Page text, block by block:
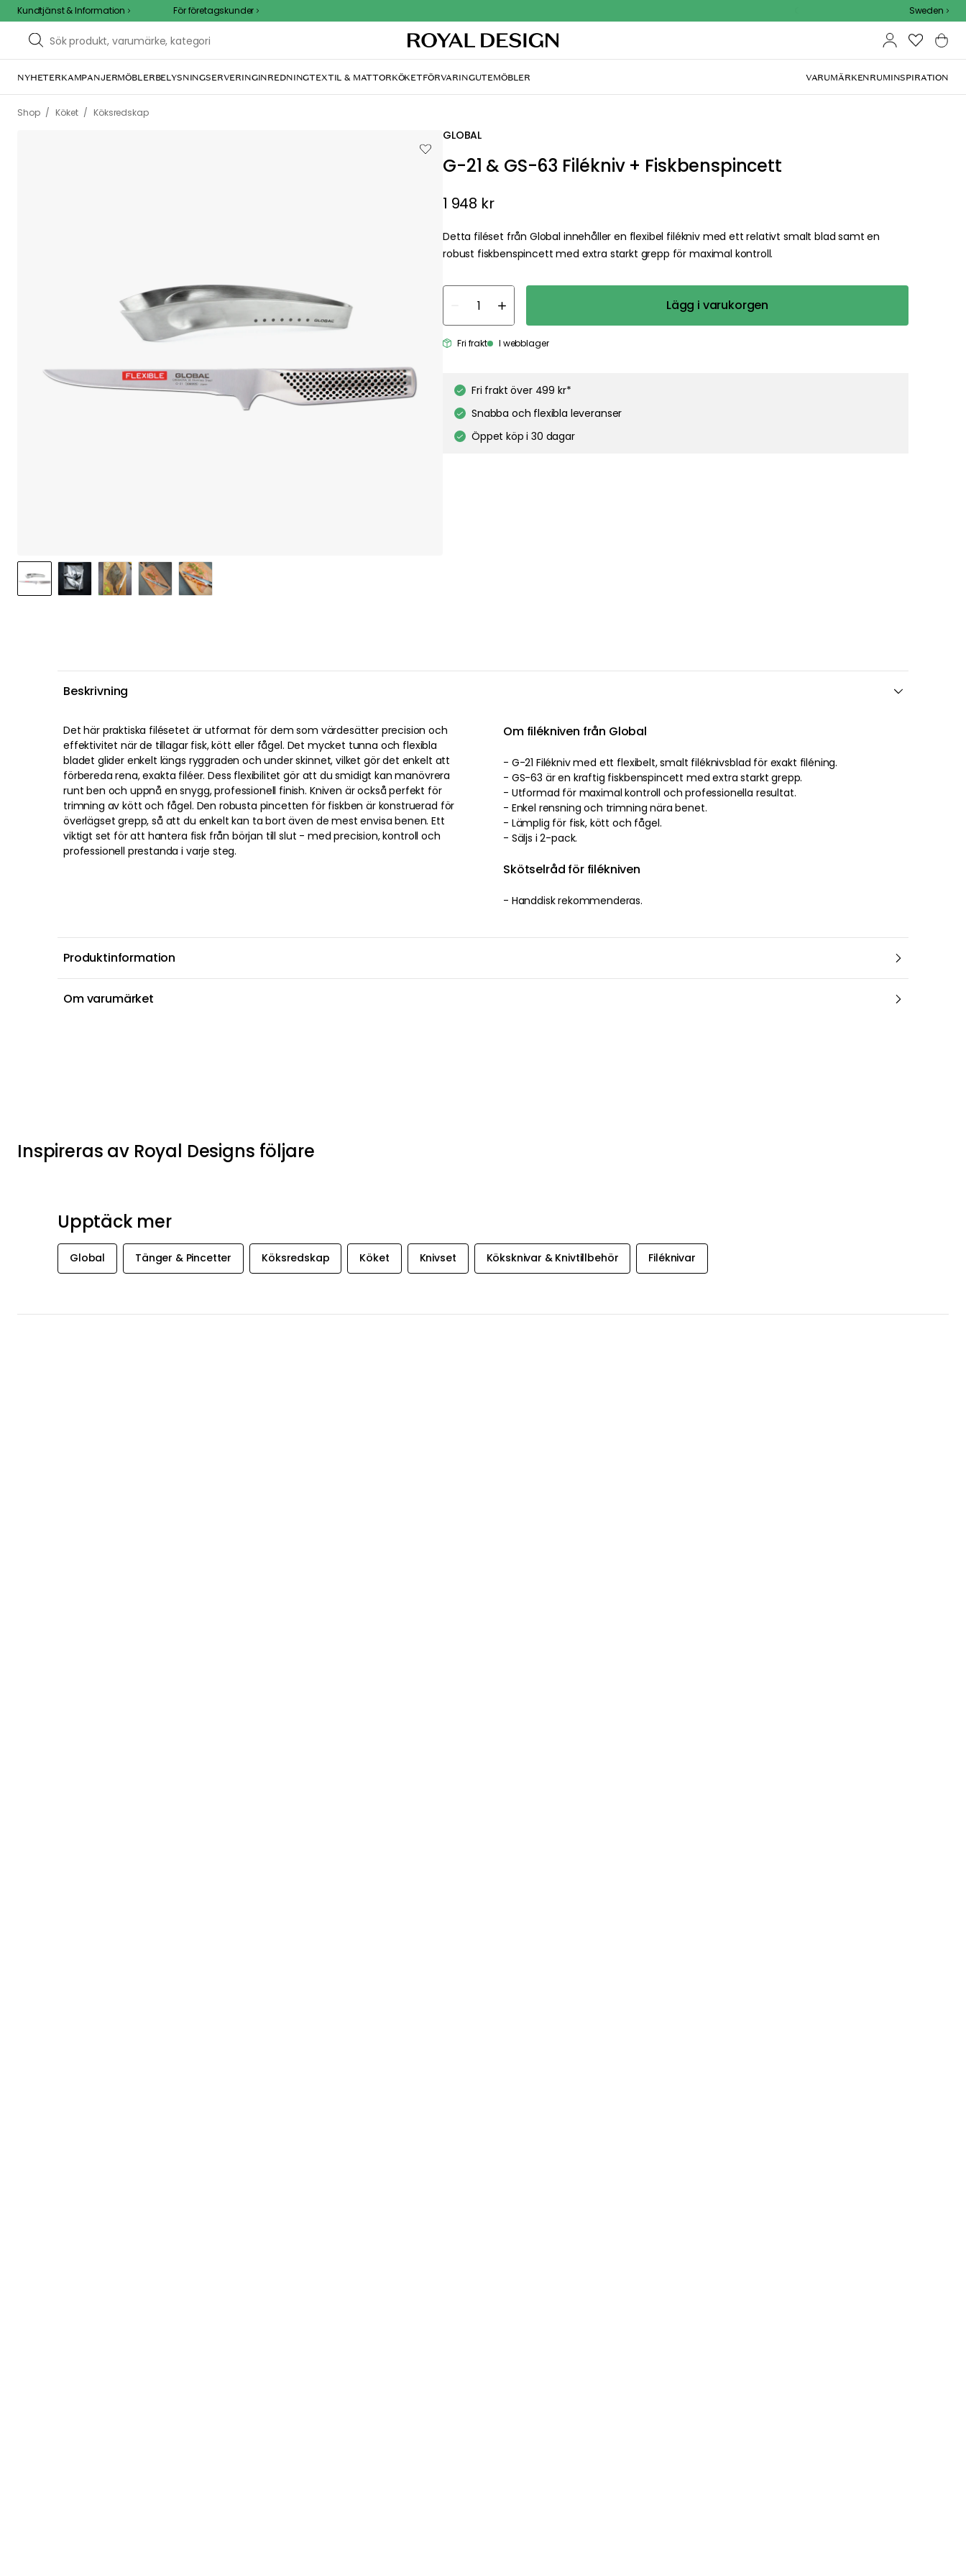
Kundtjänst & Information För företagskunder Outdoor Sale - 15% EXTRA rabatt med kodSweden
NYHETERKAMPANJERMÖBLERBELYSNINGSERVERINGINREDNINGTEXTIL & MATTORKÖKETFÖRVARINGUTEMÖBLER VARUMÄRKENRUMINSPIRATION
Shop / Köket / Köksredskap
GLOBAL
G-21 & GS-63 Filékniv + Fiskbenspincett
1 948 kr
Detta filéset från Global innehåller en flexibel filékniv med ett relativt smalt blad samt en
robust fiskbenspincett med extra starkt grepp för maximal kontroll.
Lägg i varukorgen
Fri frakt I webblager
Fri frakt över 499 kr*
Snabba och flexibla leveranser
Öppet köp i 30 dagar